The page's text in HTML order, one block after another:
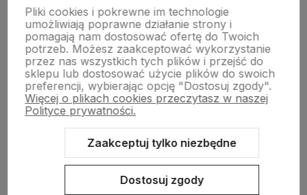
Pomoc
Moje konto
Płatności i dostawa
Pliki cookies i pokrewne im technologie
umożliwiają poprawne działanie strony i
pomagają nam dostosować ofertę do Twoich
potrzeb. Możesz zaakceptować wykorzystanie
przez nas wszystkich tych plików i przejść do
sklepu lub dostosować użycie plików do swoich
preferencji, wybierając opcję "Dostosuj zgody".
Więcej o plikach cookies przeczytasz w naszej
Polityce prywatności.
Zaakceptuj tylko niezbędne
Dostosuj zgody